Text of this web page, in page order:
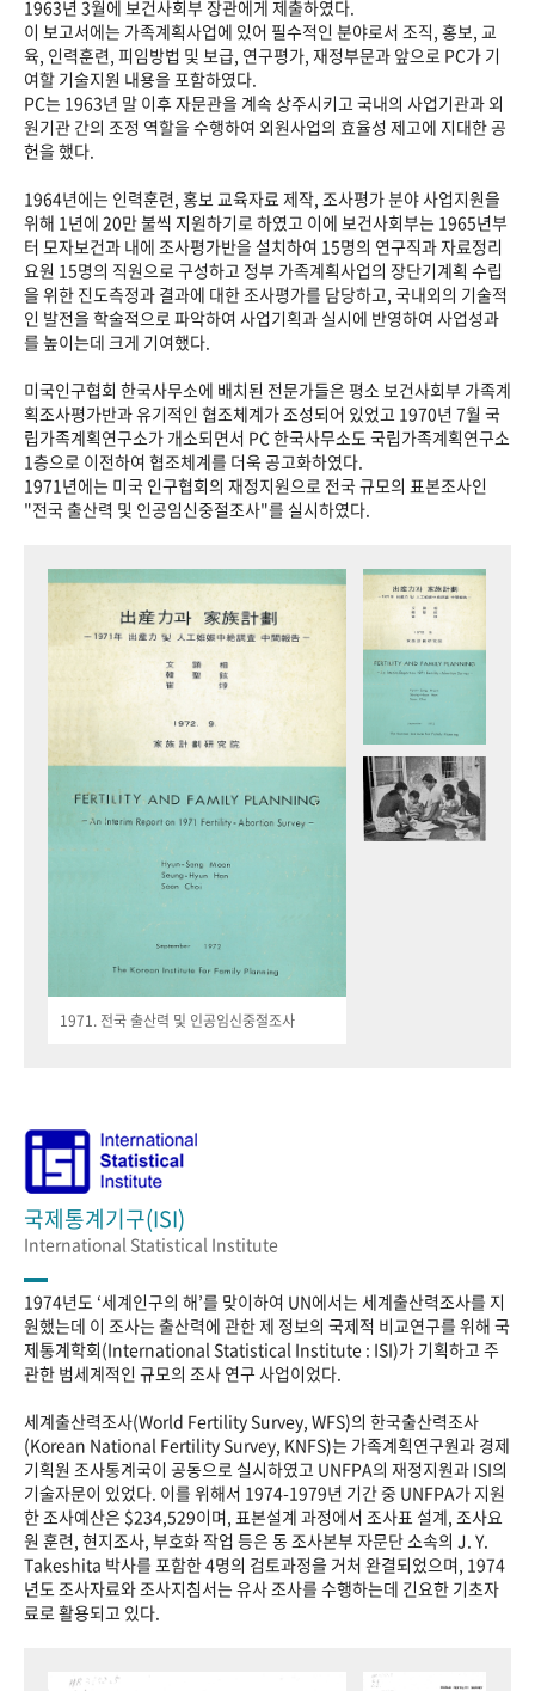
1963년 3월에 보건사회부 장관에게 제출하였다.
이 보고서에는 가족계획사업에 있어 필수적인 분야로서 조직, 홍보, 교
육, 인력훈련, 피임방법 및 보급, 연구평가, 재정부문과 앞으로 PC가 기
여할 기술지원 내용을 포함하였다.
PC는 1963년 말 이후 자문관을 계속 상주시키고 국내의 사업기관과 외
원기관 간의 조정 역할을 수행하여 외원사업의 효율성 제고에 지대한 공
헌을 했다.
1964년에는 인력훈련, 홍보 교육자료 제작, 조사평가 분야 사업지원을
위해 1년에 20만 불씩 지원하기로 하였고 이에 보건사회부는 1965년부
터 모자보건과 내에 조사평가반을 설치하여 15명의 연구직과 자료정리
요원 15명의 직원으로 구성하고 정부 가족계획사업의 장단기계획 수립
을 위한 진도측정과 결과에 대한 조사평가를 담당하고, 국내외의 기술적
인 발전을 학술적으로 파악하여 사업기획과 실시에 반영하여 사업성과
를 높이는데 크게 기여했다.
미국인구협회 한국사무소에 배치된 전문가들은 평소 보건사회부 가족계
획조사평가반과 유기적인 협조체계가 조성되어 있었고 1970년 7월 국
립가족계획연구소가 개소되면서 PC 한국사무소도 국립가족계획연구소
1층으로 이전하여 협조체계를 더욱 공고화하였다.
1971년에는 미국 인구협회의 재정지원으로 전국 규모의 표본조사인
"전국 출산력 및 인공임신중절조사"를 실시하였다.
1971. 전국 출산력 및 인공임신중절조사
국제통계기구(ISI)
International Statistical Institute
1974년도 ‘세계인구의 해’를 맞이하여 UN에서는 세계출산력조사를 지
원했는데 이 조사는 출산력에 관한 제 정보의 국제적 비교연구를 위해 국
제통계학회(International Statistical Institute : ISI)가 기획하고 주
관한 범세계적인 규모의 조사 연구 사업이었다.
세계출산력조사(World Fertility Survey, WFS)의 한국출산력조사
(Korean National Fertility Survey, KNFS)는 가족계획연구원과 경제
기획원 조사통계국이 공동으로 실시하였고 UNFPA의 재정지원과 ISI의
기술자문이 있었다. 이를 위해서 1974-1979년 기간 중 UNFPA가 지원
한 조사예산은 $234,529이며, 표본설계 과정에서 조사표 설계, 조사요
원 훈련, 현지조사, 부호화 작업 등은 동 조사본부 자문단 소속의 J. Y.
Takeshita 박사를 포함한 4명의 검토과정을 거처 완결되었으며, 1974
년도 조사자료와 조사지침서는 유사 조사를 수행하는데 긴요한 기초자
료로 활용되고 있다.